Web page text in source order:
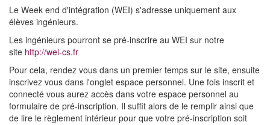
Le Week end d'intégration (WEI) s'adresse uniquement aux
élèves ingénieurs.
Les ingénieurs pourront se pré-inscrire au WEI sur notre
site http://wei-cs.fr
Pour cela, rendez vous dans un premier temps sur le site, ensuite
inscrivez vous dans l'onglet espace personnel. Une fois inscrit et
connecté vous aurez accès dans votre espace personnel au
formulaire de pré-inscription. Il suffit alors de le remplir ainsi que
de lire le règlement intérieur pour que votre pré-inscription soit